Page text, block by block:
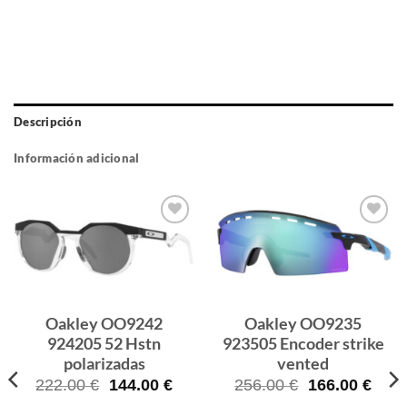
Descripción
Información adicional
Gafas
de sol
Oakley OO9242
924205 52 Hstn
polarizadas
222.00€ El
144.00 €El
Gafas
de sol
Oakley OO9235
923505 Encoder strike
vented
256.00€ El
166.00 €El